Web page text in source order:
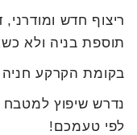
ריצוף חדש
תוספת בניה ולא
בקומת הקרקע חניה
נדרש שיפוץ
לפי טעמכם!